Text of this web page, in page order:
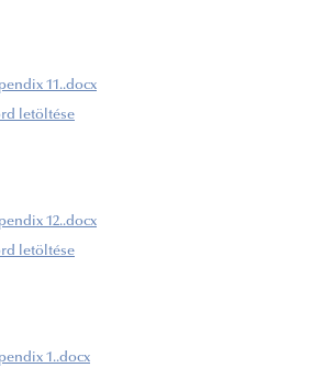
11..docx
letöltése
12..docx
letöltése
1..docx